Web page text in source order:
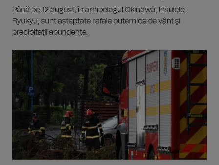
Până pe 12 august, în arhipelagul Okinawa, Insulele
Ryukyu, sunt așteptate rafale puternice de vânt şi
precipitaţii abundente.